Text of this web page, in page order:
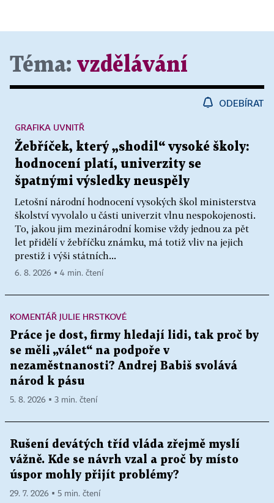
Téma: vzdělávání
ODEBÍRAT
Žebříček, který „shodil“ vysoké školy:
hodnocení platí, univerzity se
špatnými výsledky neuspěly
Letošní národní hodnocení vysokých škol ministerstva
školství vyvolalo u části univerzit vlnu nespokojenosti.
To, jakou jim mezinárodní komise vždy jednou za pět
let přidělí v žebříčku známku, má totiž vliv na jejich
prestiž i výši státních...
GRAFIKA UVNITŘ
6. 8. 2026 ▪ 4 min. čtení
KOMENTÁŘ JULIE HRSTKOVÉ
Práce je dost, firmy hledají lidi, tak proč by
se měli „válet“ na podpoře v
nezaměstnanosti? Andrej Babiš svolává
národ k pásu
5. 8. 2026 ▪ 3 min. čtení
Rušení devátých tříd vláda zřejmě myslí
vážně. Kde se návrh vzal a proč by místo
úspor mohly přijít problémy?
29. 7. 2026 ▪ 5 min. čtení